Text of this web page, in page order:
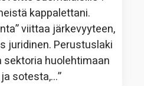
kappalettani.
viittaa järkevyyteen,
juridinen. Perustuslaki
sektoria huolehtimaan
sotesta,…”